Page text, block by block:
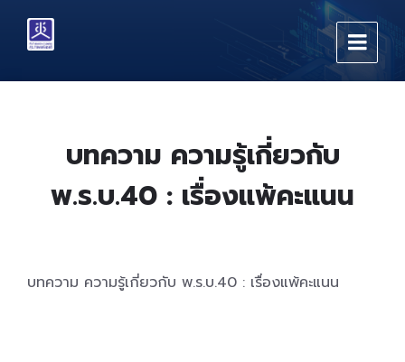
content
main
footer
บทความ ความรู้เกี่ยวกับ
พ.ร.บ.40 : เรื่องแพ้คะแนน
บทความ ความรู้เกี่ยวกับ พ.ร.บ.40 : เรื่องแพ้คะแนน